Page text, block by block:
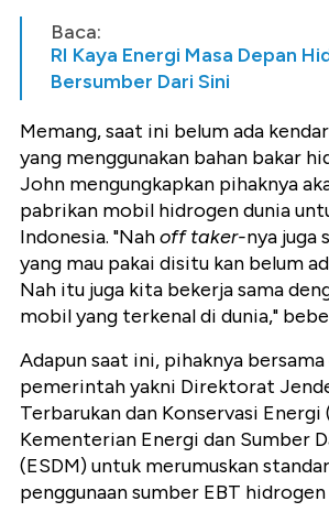
Baca:
RI Kaya Energi Masa Depan
Bersumber Dari Sini
Memang, saat ini belum ada
yang menggunakan bahan bakar
John mengungkapkan pihaknya
pabrikan mobil hidrogen dunia
Indonesia. "Nahofftaker-nya juga
yang mau pakai disitu kan belum
Nah itu juga kita bekerja sama
mobil yang terkenal di dunia,"
Adapun saat ini, pihaknya
pemerintah yakni Direktorat
Terbarukan dan Konservasi Energi
Kementerian Energi dan Sumber
(ESDM) untuk merumuskan
penggunaan sumber EBT